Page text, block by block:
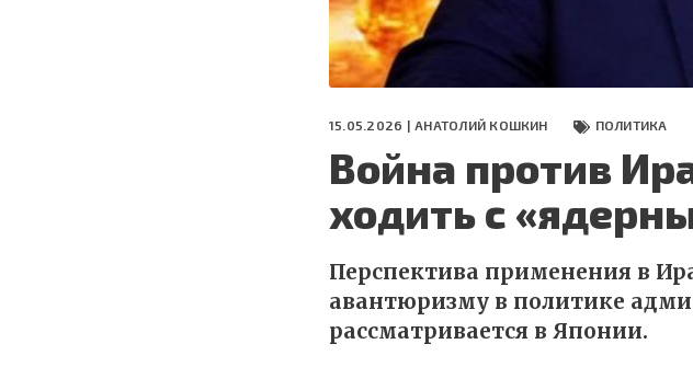
15.05.2026 |АНАТОЛИЙ КОШКИН ПОЛИТИКА
Война против
ходить с
Перспектива применения в
авантюризму в политике
рассматривается в Японии.